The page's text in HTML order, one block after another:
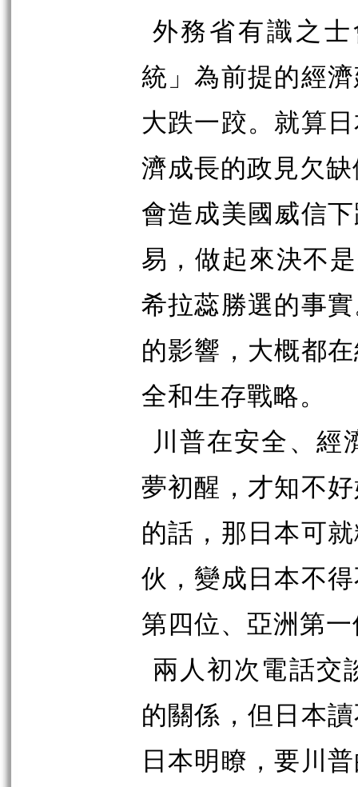
外務省有識之
統」為前提的經
大跌一跤。就算
濟成長的政見欠
會造成美國威信
易，做起來決不
希拉蕊勝選的事
的影響，大概都
全和生存戰略。
川普在安全、經
夢初醒，才知不
的話，那日本可
伙，變成日本不
第四位、亞洲第
兩人初次電話交
的關係，但日本
日本明瞭，要川